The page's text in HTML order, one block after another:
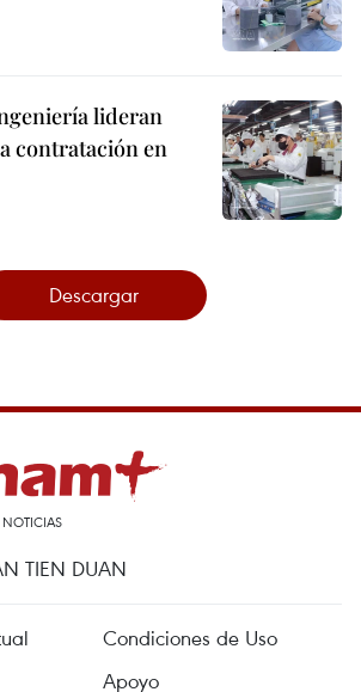
lideran
contratación en
Descargar
TIEN DUAN
Condiciones de Uso
Apoyo